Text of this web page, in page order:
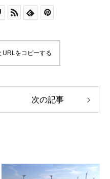
URLをコピーする
次の記事